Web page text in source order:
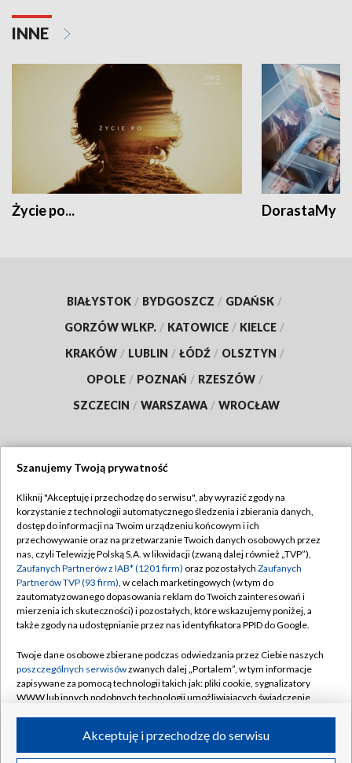
INNE
Życie po... DorastaMy
BIAŁYSTOK / BYDGOSZCZ / GDAŃSK /
GORZÓW WLKP. / KATOWICE / KIELCE /
KRAKÓW / LUBLIN / ŁÓDŹ / OLSZTYN /
OPOLE / POZNAŃ / RZESZÓW /
SZCZECIN / WARSZAWA / WROCŁAW
TVP
Abonament TVP
Emisja w TVP
Centrum informacji TVP
Naziemna Telewizja Cyfrowa
Rada Programowa
System NOS
Informacje o nadawcy
Program dla prasy
Regulamin TVP
Polityka prywatności
Moje zgody
Pomoc
Kontakt
Kanały
©2026 Telewizja Polska S.A. w likwidacji
Szanujemy Twoją prywatność
Kliknij "Akceptuję i przechodzę do serwisu", aby wyrazić zgody na
korzystanie z technologii automatycznego śledzenia i zbierania danych,
dostęp do informacji na Twoim urządzeniu końcowym i ich
przechowywanie oraz na przetwarzanie Twoich danych osobowych przez
nas, czyli Telewizję Polską S.A. w likwidacji (zwaną dalej również „TVP”),
Zaufanych Partnerów z IAB* (1201 firm) oraz pozostałych Zaufanych
Partnerów TVP (93 firm), w celach marketingowych (w tym do
zautomatyzowanego dopasowania reklam do Twoich zainteresowań i
mierzenia ich skuteczności) i pozostałych, które wskazujemy poniżej, a
także zgody na udostępnianie przez nas identyfikatora PPID do Google.
Twoje dane osobowe zbierane podczas odwiedzania przez Ciebie naszych
poszczególnych serwisówzwanych dalej „Portalem”, w tym informacje
zapisywane za pomocą technologii takich jak: pliki cookie, sygnalizatory
WWW lub innych podobnych technologii umożliwiających świadczenie
ruchu w Internecie.Akceptuję i przechodzę do serwisu